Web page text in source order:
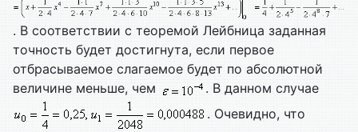
. В соответствии с теоремой Лейбница заданная
точность будет достигнута, если первое
отбрасываемое слагаемое будет по абсолютной
величине меньше, чем
. В данном случае
. Очевидно, что